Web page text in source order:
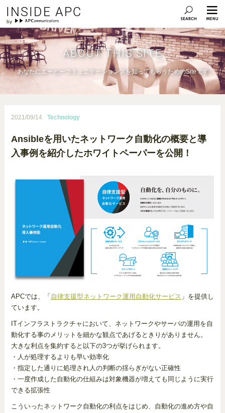
INSIDE APC
ABOUT THIS SITE
あなたにエーピーコミュニケーションズを知ってもらうためのSiteです
2021/09/14 Technology
Ansibleを用いたネットワーク自動化の概要と導
入事例を紹介したホワイトペーパーを公開！
APCでは、「 自律支援型ネットワーク運用自動化サービス 」を提供し
ています。
ITインフラストラクチャにおいて、ネットワークやサーバの運用を自
動化する事のメリットを細かな観点であげるときりがありません。
大きな利点を集約すると以下の3つが挙げられます。
・人が処理するよりも早い効率化
・指定した通りに処理され人の判断の揺らぎがない正確性
・一度作成した自動化の仕組みは対象機器が増えても同じように実行
できる拡張性
こういったネットワーク自動化の利点をはじめ、自動化の進め方や自